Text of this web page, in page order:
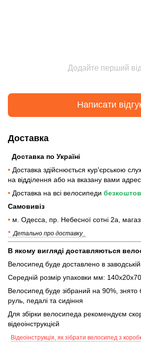
Додайте перший
Написати
Доставка
Доставка по Україні
• Доставка здійснюється кур'єрською
на відділення або на вказану вами
• Доставка на всі велосипеди
Самовивіз
• м. Одесса, пр. Небесної сотні 2а,
* Детально про доставку_
В якому вигляді доставляються
Велосипед буде доставлено в
Середній розмір упаковки мм: 140х20х70
Велосипед буде зібраний на 90%, знято
руль, педалі та сидіння
Для збірки велосипеда рекомендуєм
відеоінструкцієй
Відеоінструкція, як зібрати велосипед з